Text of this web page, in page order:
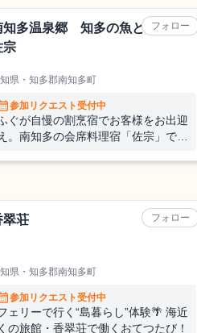
フォロー
知多温泉郷 知多の魚と温泉宿
宗
県・知多郡南知多町
参加リクエスト受付中
ぐが自慢の割烹宿でお客様をお出迎
。南知多の会席料理宿「佐宗」で旅
フォロー
翠荘
県・知多郡南知多町
参加リクエスト受付中
ェリーで行く“島暮らし”体験🌴 海近
くの旅館・香翠荘で働くおてつたび！